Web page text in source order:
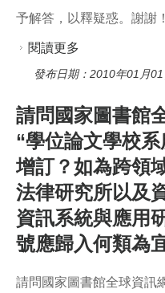
予解答，以釋疑惑。謝謝！
閱讀更多
關“物業管理”
“554.89 房地
謝謝！
發布日期：2010年01月
請問國家圖書館
“學位論文學校
增訂？如為跨領
法律研究所以及
資訊系統與應用
號應歸入何類為
請問國家圖書館全球資訊